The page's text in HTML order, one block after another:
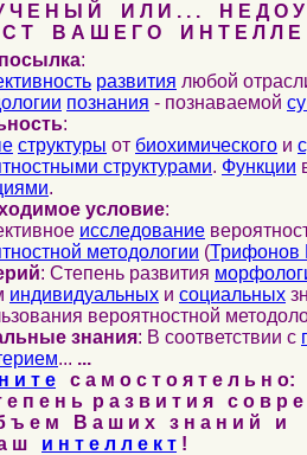
Е Н Ы Й И Л И . . . Н Е Д О У
Т В А Ш Е Г О И Н Т Е Л Л Е
:
развития любой
познания - познаваемой
:
структуры от биохимического и
структурами. Функции
.
условие:
исследование
методологии (Трифонов
: Степень развития
индивидуальных и социальных
вероятностной
знания: В соответствии с
... ...
и т е с а м о с т о я т е л ь н о:
п е н ь р а з в и т и я с о в р
ъ е м В а ш и х з н а н и й и
ш и н т е л л е к т !